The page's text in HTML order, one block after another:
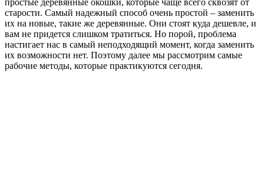
старости. Самый надежный способ очень простой – заменить
их на новые, такие же деревянные. Они стоят куда дешевле, и
вам не придется слишком тратиться. Но порой, проблема
настигает нас в самый неподходящий момент, когда заменить
их возможности нет. Поэтому далее мы рассмотрим самые
рабочие методы, которые практикуются сегодня.